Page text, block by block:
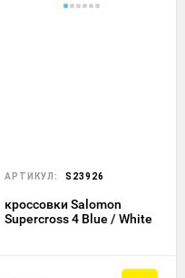
АРТИКУЛ: S23926
кроссовки Salomon
Supercross 4 Blue / White